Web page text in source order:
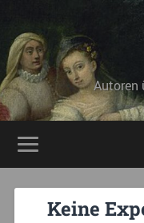
Autoren
Keine